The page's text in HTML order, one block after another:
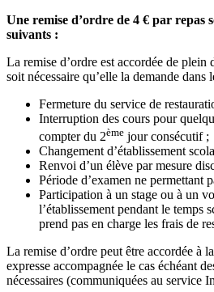
Une remise d’ordre de 4 € par repas
suivants :
La remise d’ordre est accordée de plein
soit nécessaire qu’elle la demande dans
Fermeture du service de
Interruption des cours pour
compter du 2ème jour consécutif ;
Changement d’établissement
Renvoi d’un élève par mesure
Période d’examen ne permettant
Participation à un stage ou à un
l’établissement pendant le temps
prend pas en charge les frais de
La remise d’ordre peut être accordée à
expresse accompagnée le cas échéant
nécessaires (communiquées au service